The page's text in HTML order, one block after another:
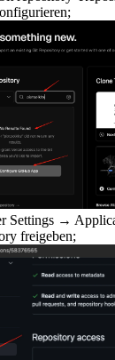
Settings →
freigeben;